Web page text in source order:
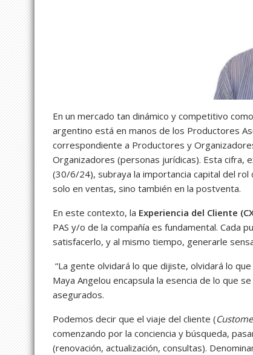
En un mercado tan dinámico y competitivo
argentino está en manos de los Productores
correspondiente a Productores y
Organizadores (personas jurídicas). Esta cifra,
(30/6/24), subraya la importancia capital del rol
solo en ventas, sino también en la postventa.
En este contexto, la Experiencia del Cliente
PAS y/o de la compañía es fundamental. Cada
satisfacerlo, y al mismo tiempo, generarle
“La gente olvidará lo que dijiste, olvidará lo
Maya Angelou encapsula la esencia de lo que
asegurados.
Podemos decir que el viaje del cliente (
comenzando por la conciencia y búsqueda,
(renovación, actualización, consultas).